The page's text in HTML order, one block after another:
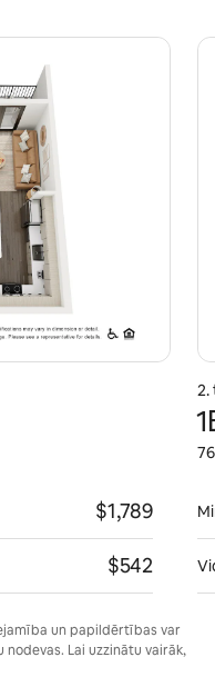
$1,789
$542
2.
un papildērtības var
Lai uzzinātu vairāk,